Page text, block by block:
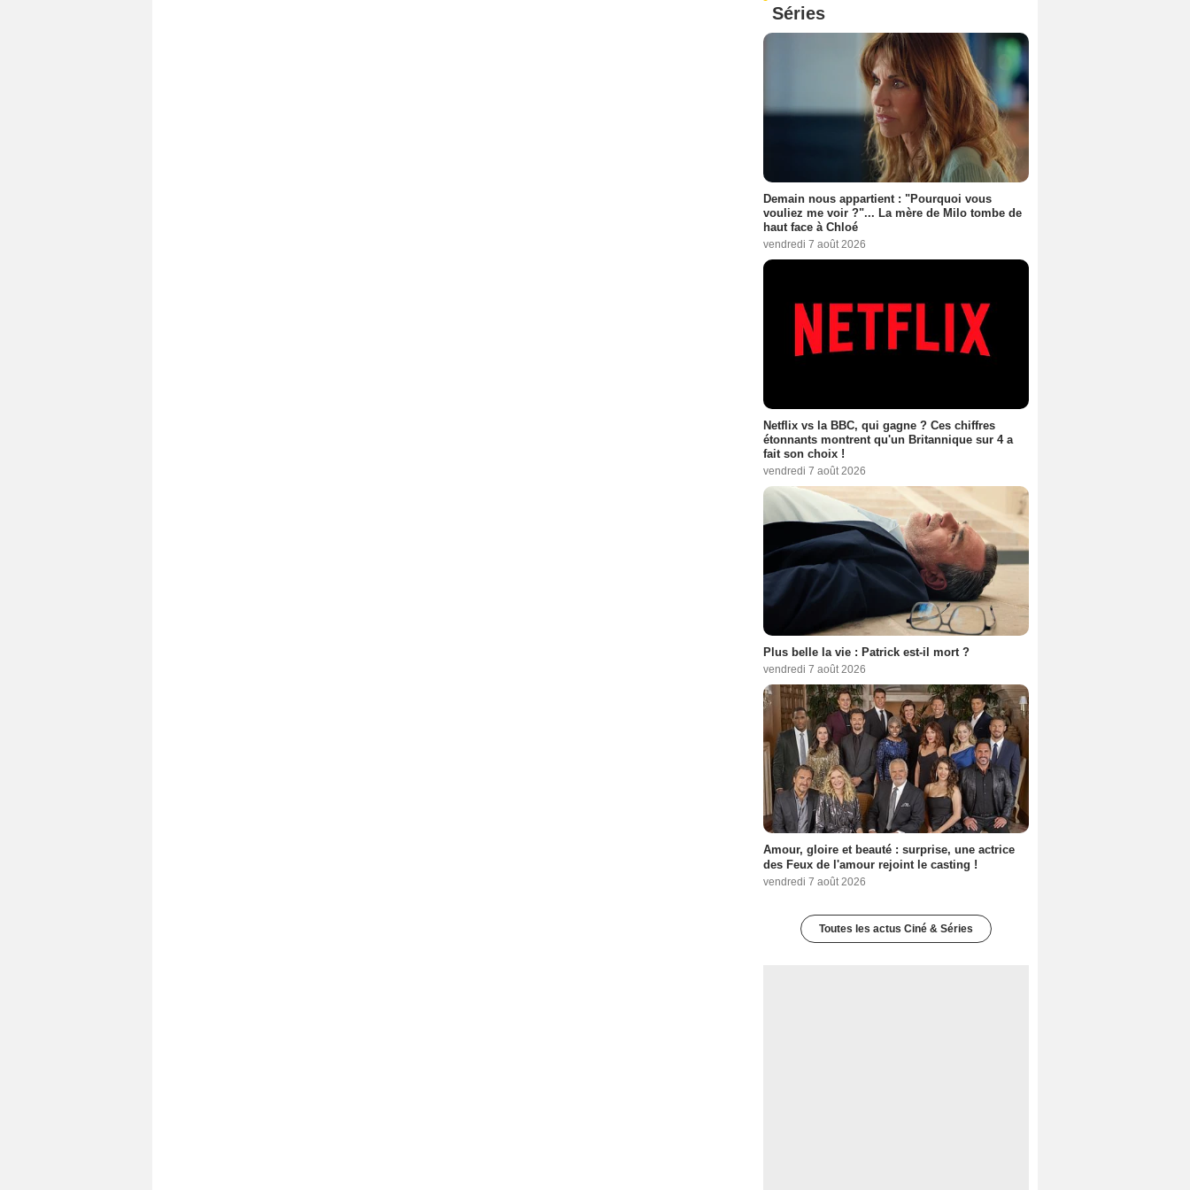
Séries
Demain nous appartient : "Pourquoi vous
vouliez me voir ?"... La mère de Milo tombe de
haut face à Chloé
vendredi 7 août 2026
Netflix vs la BBC, qui gagne ? Ces chiffres
étonnants montrent qu'un Britannique sur 4 a
fait son choix !
vendredi 7 août 2026
Plus belle la vie : Patrick est-il mort ?
vendredi 7 août 2026
Amour, gloire et beauté : surprise, une actrice
des Feux de l'amour rejoint le casting !
vendredi 7 août 2026
Toutes les actus Ciné & Séries